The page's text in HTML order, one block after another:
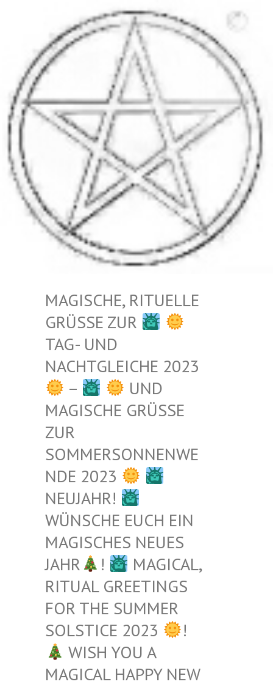
MAGISCHE, RITUELLE
GRÜSSE ZUR
TAG- UND
NACHTGLEICHE 2023
–
UND
MAGISCHE GRÜSSE Z
UR S
OMMERSONNENWEN
DE 2023
NEUJAHR!
WÜNSCHE EUCH EIN
MAGISCHES NEUES
JAHR
!
MAGICAL,
RITUAL GREETINGS
FOR THE SUMMER
SOLSTICE 2023
!
WISH YOU A
MAGICAL HAPPY NEW